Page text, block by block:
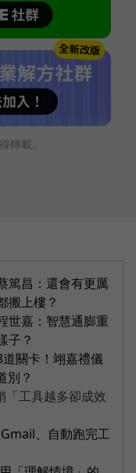
轉載。
篤昌：還會有更厲
搬上樓？
世嘉：智慧通膨重
子？
關卡！翊嘉禮儀
別？
「工具越多卻成效
、自動跑完工